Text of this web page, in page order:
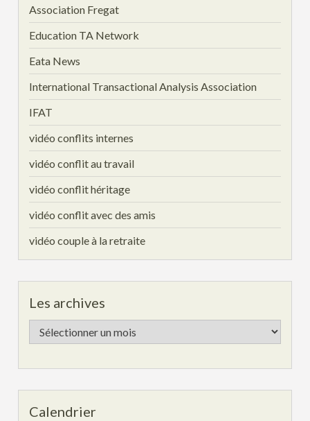
Association Fregat
Education TA Network
Eata News
International Transactional Analysis Association
IFAT
vidéo conflits internes
vidéo conflit au travail
vidéo conflit héritage
vidéo conflit avec des amis
vidéo couple à la retraite
Les archives
Les
archives
Calendrier